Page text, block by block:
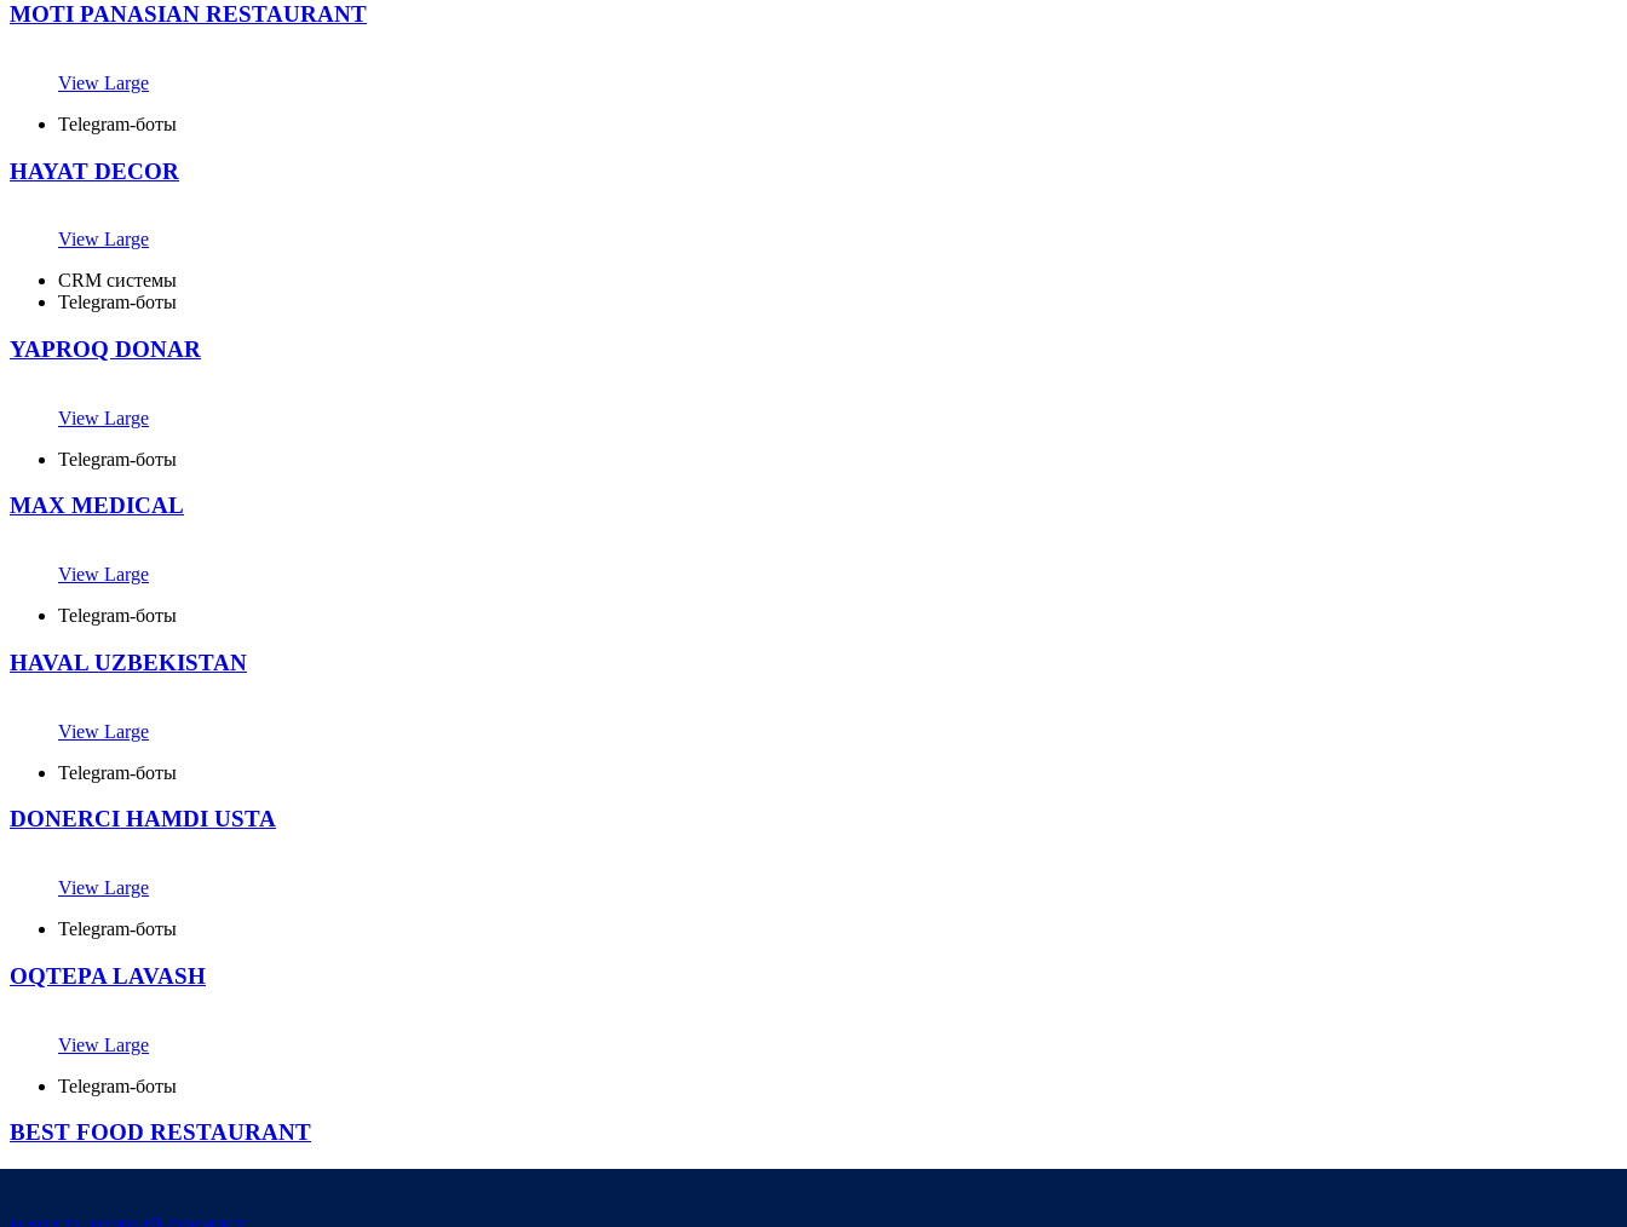
MOTI PANASIAN RESTAURANT
View Large
Telegram-боты
HAYAT DECOR
View Large
CRM системы
Telegram-боты
YAPROQ DONAR
View Large
Telegram-боты
MAX MEDICAL
View Large
Telegram-боты
HAVAL UZBEKISTAN
View Large
Telegram-боты
DONERCI HAMDI USTA
View Large
Telegram-боты
OQTEPA LAVASH
View Large
Telegram-боты
BEST FOOD RESTAURANT